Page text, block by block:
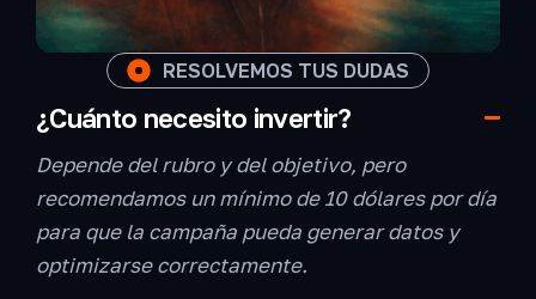
RESOLVEMOS TUS DUDAS
¿Cuánto necesito invertir?
Depende del rubro y del objetivo, pero
recomendamos un mínimo de 10 dólares por día
para que la campaña pueda generar datos y
optimizarse correctamente.